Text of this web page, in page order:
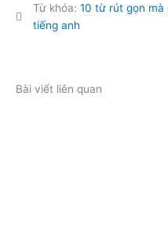
Từ khóa: 10 từ rút gọn mà
tiếng anh
Bài viết liên quan